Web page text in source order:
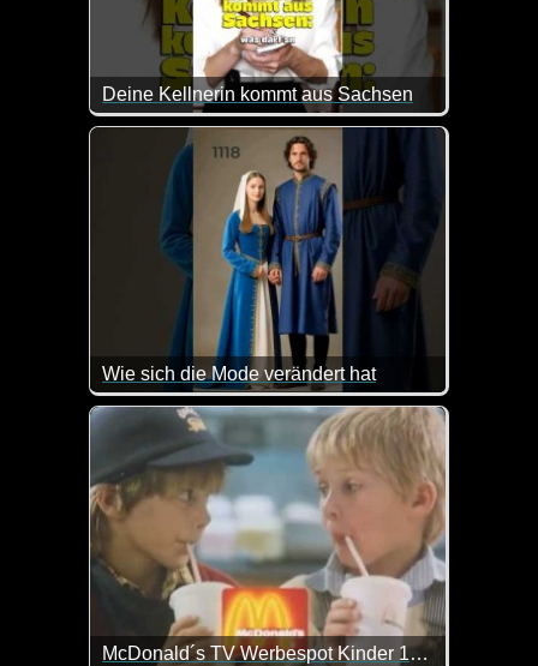
Deine Kellnerin kommt aus Sachsen
Da muss man einfach lachen, wenn sie die
Wie sich die Mode verändert hat
Wenn das nicht sagenhaft gemacht ist. Sehr
McDonald´s TV Werbespot Kinder 1985